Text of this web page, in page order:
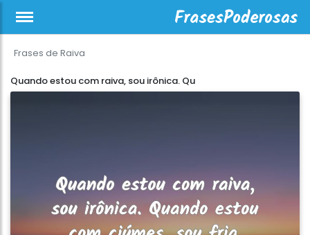
Frases de Raiva
Quando estou com raiva, sou irônica. Qu